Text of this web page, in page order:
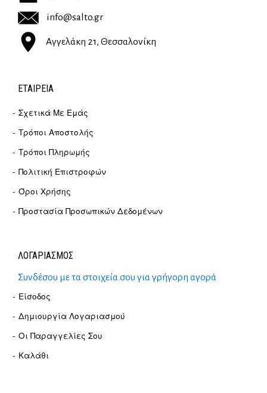
info@salto.gr
Αγγελάκη 21, Θεσσαλονίκη
ΕΤΑΙΡΕΊΑ
Σχετικά Με Εμάς
Τρόποι Αποστολής
Τρόποι Πληρωμής
Πολιτική Επιστροφών
Όροι Χρήσης
Προστασία Προσωπικών Δεδομένων
ΛΟΓΑΡΙΑΣΜΟΣ
Συνδέσου με τα στοιχεία σου για γρήγορη αγορά
Είσοδος
Δημιουργία Λογαριασμού
Οι Παραγγελίες Σου
Καλάθι